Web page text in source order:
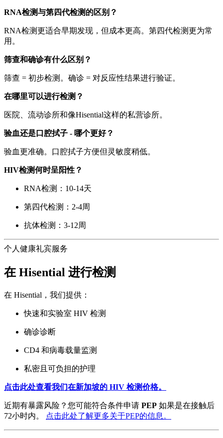
RNA检测与第四代检测的区别？
RNA检测更适合早期发现，但成本更高。第四代检测更为常
用。
筛查和确诊有什么区别？
筛查 = 初步检测。确诊 = 对反应性结果进行验证。
在哪里可以进行检测？
医院、流动诊所和像Hisential这样的私营诊所。
验血还是口腔拭子 - 哪个更好？
验血更准确。口腔拭子方便但灵敏度稍低。
HIV检测何时呈阳性？
RNA检测：10-14天
第四代检测：2-4周
抗体检测：3-12周
个人健康礼宾服务
在 Hisential 进行检测
在 Hisential，我们提供：
快速和实验室 HIV 检测
确诊诊断
CD4 和病毒载量监测
私密且可负担的护理
点击此处查看我们在新加坡的 HIV 检测价格。
近期有暴露风险？您可能符合条件申请 PEP 如果是在接触后
72小时内。
点击此处了解更多关于PEP的信息。